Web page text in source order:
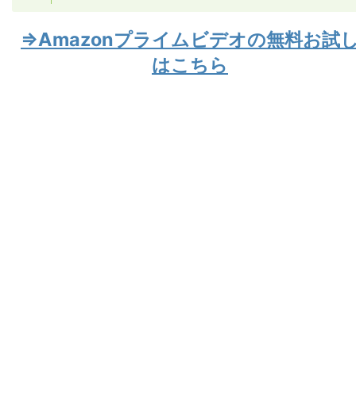
⇒Amazonプライムビデオの無料お試
はこちら